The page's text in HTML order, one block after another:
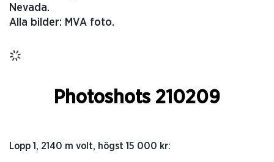
Nevada.
Alla bilder: MVA foto.
Photoshots 210209
Lopp 1, 2140 m volt, högst 15 000 kr: